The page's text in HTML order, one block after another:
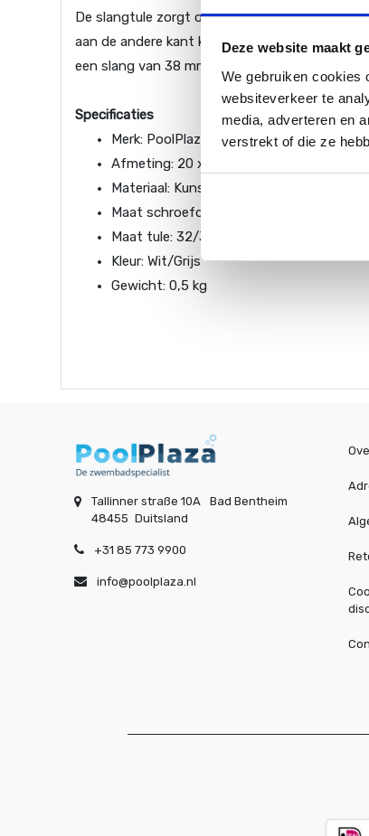
Deze website maakt
We gebruiken cookies
websiteverkeer te
media, adverteren en
verstrekt of die ze
De slangtule zorgt op een eenvoudige manier
aan de andere kant kan de slang over de tule
een slang van 38 mm aan te sluiten.
Specificaties
Merk: PoolPlaza
Afmeting: 20 x 15 x 10 cm
Materiaal: Kunststof
Maat schroefdraad: 1.5” buitendraad
Maat tule: 32/38 mm
Kleur: Wit/Grijs
Gewicht: 0,5 kg
Tallinner straße 10A
Bad Bentheim
48455 Duitsland
+31 85 773 9900
info@poolplaza.nl